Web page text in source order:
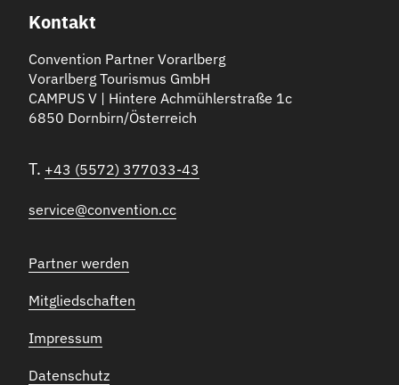
Kontakt
Convention Partner Vorarlberg
Vorarlberg Tourismus GmbH
CAMPUS V | Hintere Achmühlerstraße 1c
6850 Dornbirn/Österreich
T. +43 (5572) 377033-43
service@convention.cc
Partner werden
Mitgliedschaften
Impressum
Datenschutz